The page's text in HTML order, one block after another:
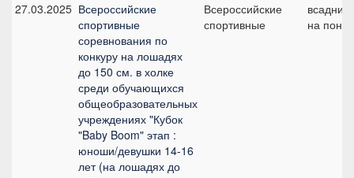
27.03.2025 Всероссийские
спортивные
соревнования по
конкуру на лошадях
до 150 см. в холке
среди обучающихся
общеобразовательных
учреждениях "Кубок
"Baby Boom" этап :
юноши/девушки 14-16
лет (на лошадях до
Всероссийские
спортивные
всадники
на пони